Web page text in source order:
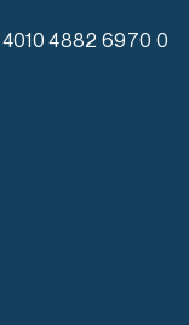
4882 6970 0